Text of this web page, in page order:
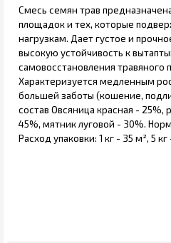
Смесь семян трав
площадок и тех, которые
нагрузкам. Дает густое и
высокую устойчивость к
самовосстановления травяного
Характеризуется медленным
большей заботы (кошение,
состав Овсяница красная - 25%,
45%, мятник луговой - 30%.
Расход упаковки: 1 кг - 35 м², 5